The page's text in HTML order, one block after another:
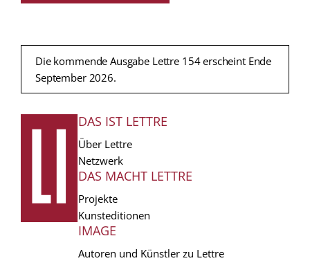
Die kommende Ausgabe Lettre 154 erscheint Ende
September 2026.
FUSSZEILE
DAS IST LETTRE
Über Lettre
Netzwerk
DAS MACHT LETTRE
Projekte
Kunsteditionen
IMAGE
Autoren und Künstler zu Lettre